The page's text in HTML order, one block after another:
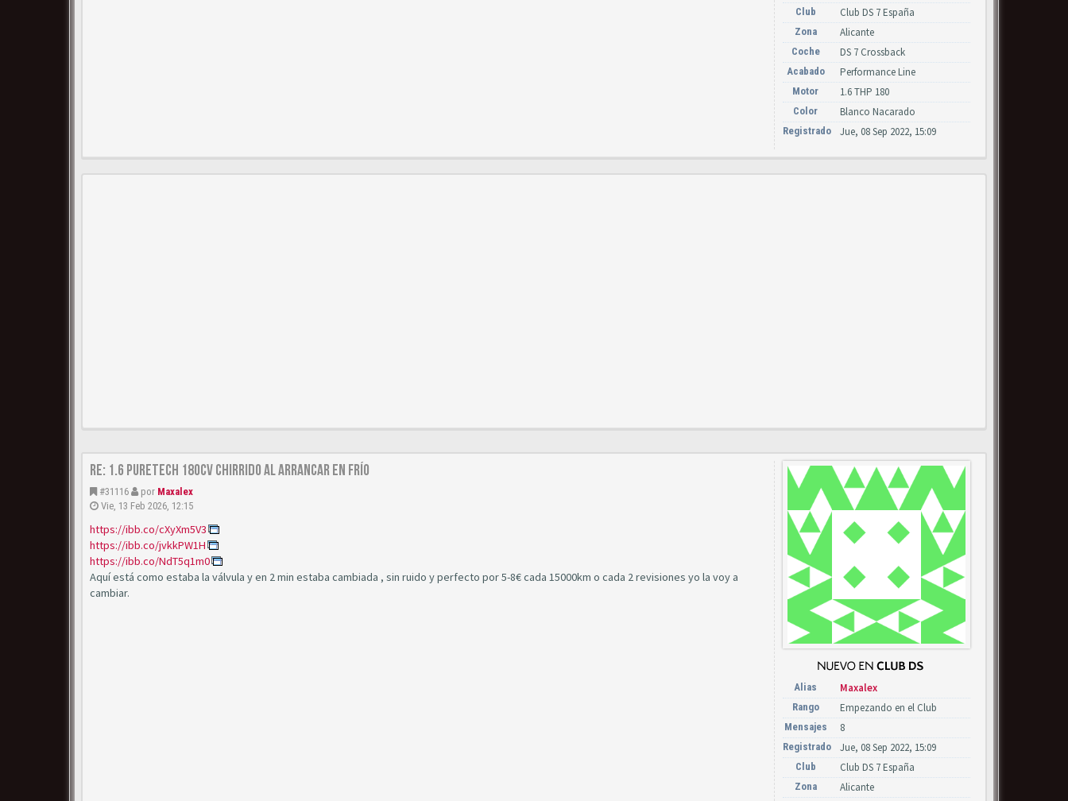
Club Club DS 7 España
Zona Alicante
Coche DS 7 Crossback
Acabado Performance Line
Motor 1.6 THP 180
Color Blanco Nacarado
Registrado Jue, 08 Sep 2022, 15:09
Re: 1.6 puretech 180cv chirrido al arrancar en frío
#31116 por Maxalex
Vie, 13 Feb 2026, 12:15
https://ibb.co/cXyXm5V3
https://ibb.co/jvkkPW1H
https://ibb.co/NdT5q1m0
Aquí está como estaba la válvula y en 2 min estaba cambiada , sin ruido y perfecto por 5-8€ cada 15000km o cada 2 revisiones yo la voy a
cambiar.
Alias Maxalex
Rango Empezando en el Club
Mensajes 8
Registrado Jue, 08 Sep 2022, 15:09
Club Club DS 7 España
Zona Alicante